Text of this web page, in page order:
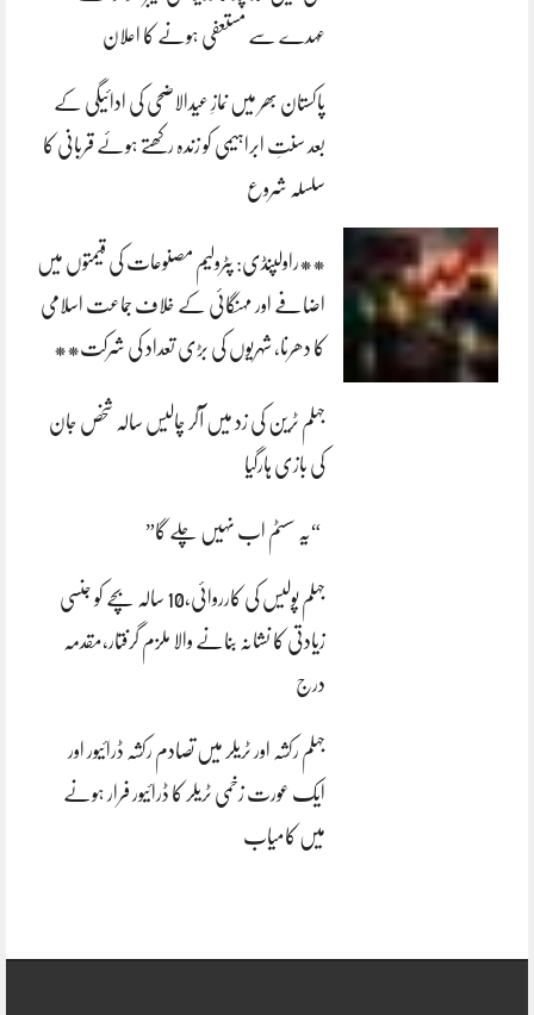
عہدے سے مستعفی ہونے کا اعلان
پاکستان بھر میں نمازِ عیدالاضحی کی ادائیگی کے
بعد سنتِ ابراہیمی کو زندہ رکھتے ہوئے قربانی کا
سلسلہ شروع
**راولپنڈی: پٹرولیم مصنوعات کی قیمتوں میں
اضافے اور مہنگائی کے خلاف جماعت اسلامی
کا دھرنا، شہریوں کی بڑی تعداد کی شرکت**
جہلم ٹرین کی زد میں آکر چالیس سالہ شخص جان
کی بازی ہارگیا
“یہ سسٹم اب نہیں چلے گا”
جہلم پولیس کی کارروائی،10 سالہ بچے کو جنسی
زیادتی کا نشانہ بنانے والا ملزم گرفتار،مقدمہ
درج
جہلم رکشہ اور ٹریلر میں تصادم رکشہ ڈرائیور اور
ایک عورت زخمی ٹریلر کا ڈرائیور فرار ہونے
میں کامیاب